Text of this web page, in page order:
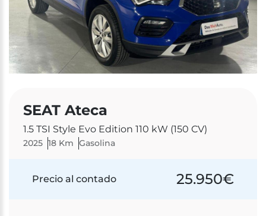
SEAT Ateca
1.5 TSI Style Evo Edition 110 kW (150 CV)
2025 18 Km Gasolina
Precio al contado 25.950€